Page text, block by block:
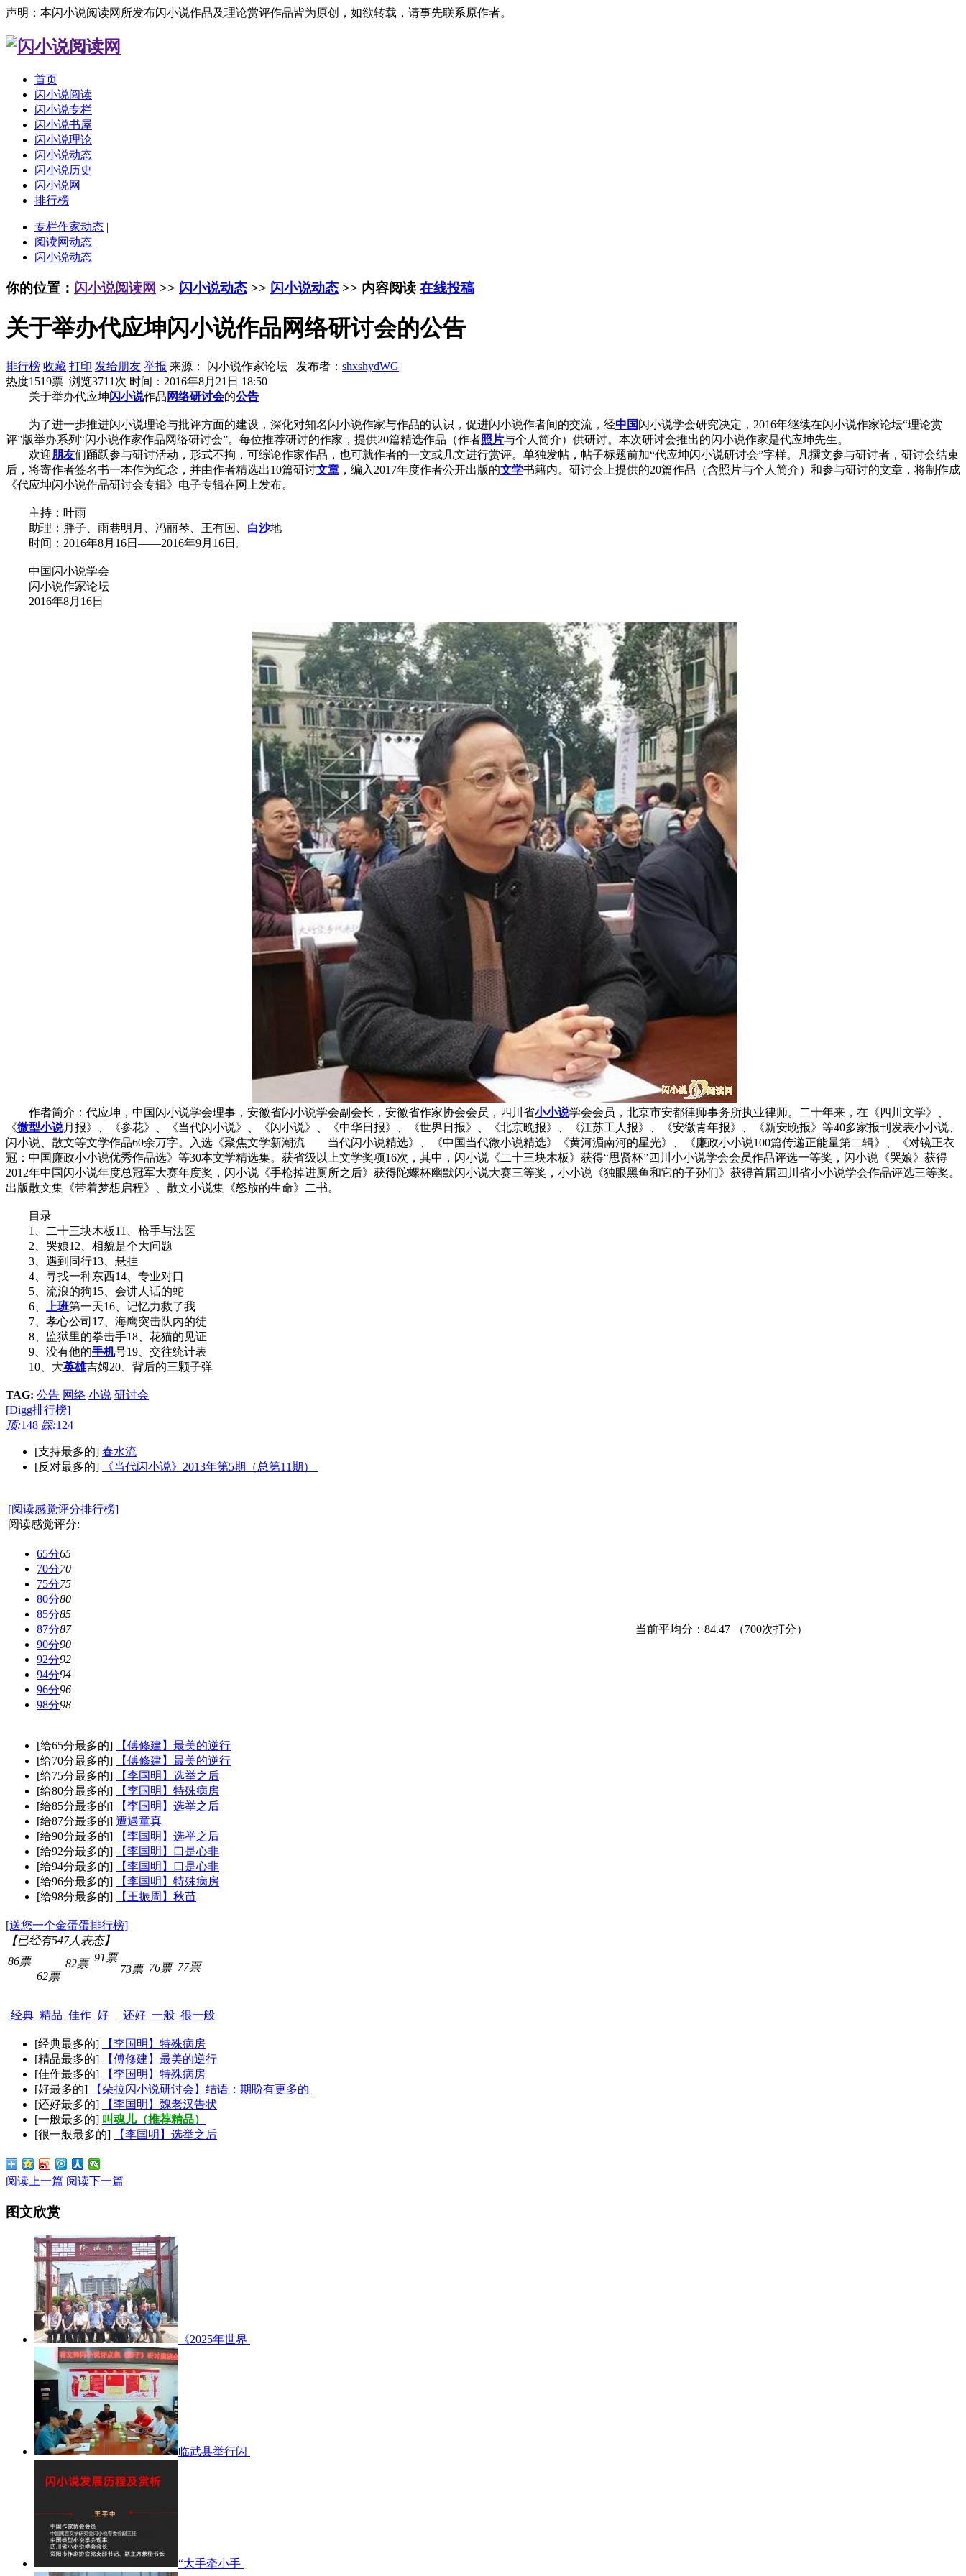
声明：本闪小说阅读网所发布闪小说作品及理论赏评作品皆为原创，如欲转载，请事先联系原作者。
首页
闪小说阅读
闪小说专栏
闪小说书屋
闪小说理论
闪小说动态
闪小说历史
闪小说网
排行榜
专栏作家动态 |
阅读网动态 |
闪小说动态
你的位置： 闪小说阅读网 >> 闪小说动态 >> 闪小说动态 >> 内容阅读 在线投稿
关于举办代应坤闪小说作品网络研讨会的公告
排行榜 收藏 打印 发给朋友 举报 来源： 闪小说作家论坛 发布者： shxshydWG
热度1519票 浏览3711次 时间：2016年8月21日 18:50
关于举办代应坤闪小说作品 网络研讨会的公告
为了进一步推进闪小说理论与批评方面的建设，深化对知名闪小说作家与作品的认识，促进闪小说作者间的交流，经中国闪小说学会研究决定，2016年继续在闪小说作家论坛“理论赏
评”版举办系列“闪小说作家作品网络研讨会”。每位推荐研讨的作家，提供20篇精选作品（作者照片与个人简介）供研讨。本次研讨会推出的闪小说作家是代应坤先生。
欢迎朋友们踊跃参与研讨活动，形式不拘，可综论作家作品，也可就作者的一文或几文进行赏评。单独发帖，帖子标题前加“代应坤闪小说研讨会”字样。凡撰文参与研讨者，研讨会结束
后，将寄作者签名书一本作为纪念，并由作者精选出10篇研讨文章 ，编入2017年度作者公开出版的文学书籍内。研讨会上提供的20篇作品（含照片与个人简介）和参与研讨的文章，将制作成
《代应坤闪小说作品研讨会专辑》电子专辑在网上发布。
主持：叶雨
助理：胖子、雨巷明月、冯丽琴、王有国、 白沙地
时间：2016年8月16日——2016年9月16日。
中国闪小说学会
闪小说作家论坛
2016年8月16日
作者简介：代应坤，中国闪小说学会理事，安徽省闪小说学会副会长，安徽省作家协会会员，四川省小小说学会会员，北京市安都律师事务所执业律师。二十年来，在《四川文学》、
《微型小说月报》、《参花》、《当代闪小说》、《闪小说》、《中华日报》、《世界日报》、《北京晚报》、《江苏工人报》、《安徽青年报》、《新安晚报》等40多家报刊发表小小说、
闪小说、散文等文学作品60余万字。入选《聚焦文学新潮流——当代闪小说精选》、《中国当代微小说精选》《黄河湄南河的星光》、《廉政小小说100篇传递正能量第二辑》、《对镜正衣
冠：中国廉政小小说优秀作品选》等30本文学精选集。获省级以上文学奖项16次，其中，闪小说《二十三块木板》获得“思贤杯”四川小小说学会会员作品评选一等奖，闪小说《哭娘》获得
2012年中国闪小说年度总冠军大赛年度奖，闪小说《手枪掉进厕所之后》获得陀螺杯幽默闪小说大赛三等奖，小小说《独眼黑鱼和它的子孙们》获得首届四川省小小说学会作品评选三等奖。
出版散文集《带着梦想启程》、散文小说集《怒放的生命》二书。
目录
1、二十三块木板11、枪手与法医
2、哭娘12、相貌是个大问题
3、遇到同行13、悬挂
4、寻找一种东西14、专业对口
5、流浪的狗15、会讲人话的蛇
6、 上班第一天16、记忆力救了我
7、孝心公司17、海鹰突击队内的徒
8、监狱里的拳击手18、花猫的见证
9、没有他的手机号19、交往统计表
10、大英雄吉姆20、背后的三颗子弹
TAG: 公告 网络 小说 研讨会
[Digg排行榜]
顶:148 踩:124
[支持最多的] 春水流
[反对最多的]
《当代闪小说》2013年第5期（总第11期）
[阅读感觉评分排行榜]
阅读感觉评分:
65分65
70分70
75分75
80分80
85分85
87分87
90分90
92分92
94分94
96分96
98分98
当前平均分： 84.47 （700次打分）
[给65分最多的]
【傅修建】最美的逆行
[给70分最多的]
【傅修建】最美的逆行
[给75分最多的]
【李国明】选举之后
[给80分最多的]
【李国明】特殊病房
[给85分最多的]
【李国明】选举之后
[给87分最多的] 遭遇童真
[给90分最多的]
【李国明】选举之后
[给92分最多的]
【李国明】口是心非
[给94分最多的]
【李国明】口是心非
[给96分最多的]
【李国明】特殊病房
[给98分最多的]
【王振周】秋苗
[送您一个金蛋蛋排行榜]
【已经有547人表态】
86票
经典
62票
精品
82票
佳作
91票
好
73票
还好
76票
一般
77票
很一般
[经典最多的]
【李国明】特殊病房
[精品最多的]
【傅修建】最美的逆行
[佳作最多的]
【李国明】特殊病房
[好最多的]
【朵拉闪小说研讨会】结语：期盼有更多的
[还好最多的]
【李国明】魏老汉告状
[一般最多的] 叫魂儿（推荐精品）
[很一般最多的]
【李国明】选举之后
阅读上一篇 阅读下一篇
图文欣赏
《2025年世界
临武县举行闪
“大手牵小手